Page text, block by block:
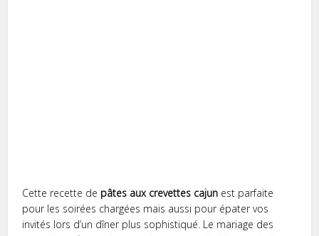
Cette recette de pâtes aux crevettes cajun est parfaite
pour les soirées chargées mais aussi pour épater vos
invités lors d’un dîner plus sophistiqué. Le mariage des